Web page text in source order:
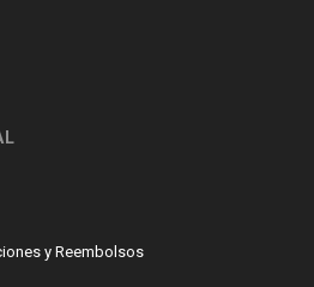
y Reembolsos